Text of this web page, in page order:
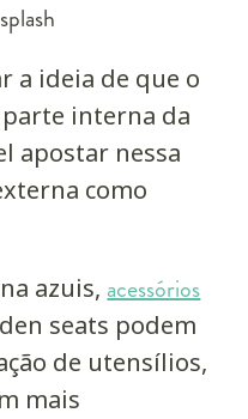
a ideia de que o
interna da
apostar nessa
como
azuis, acessórios
seats podem
de utensílios,
mais